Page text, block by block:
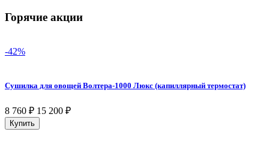
Горячие акции
-42%
Сушилка для овощей Волтера-1000 Люкс (капиллярный термостат)
8 760 ₽ 15 200 ₽
Купить